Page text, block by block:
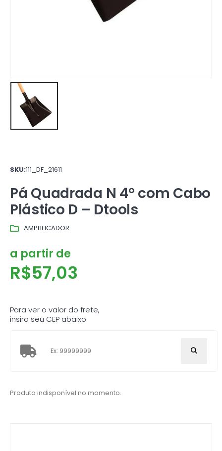
SKU:111_DF_21611
Pá Quadrada N 4° com Cabo
Plástico D – Dtools
AMPLIFICADOR
a partir de
R$57,03
Para ver o valor do frete,
insira seu CEP abaixo:
Produto indisponível no momento.